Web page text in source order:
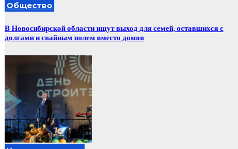
Общество
В Новосибирской области ищут выход для семей, оставшихся с
долгами и свайным полем вместо домов